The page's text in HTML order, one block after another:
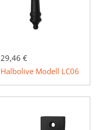
29,46 €
Halbolive Modell LC06